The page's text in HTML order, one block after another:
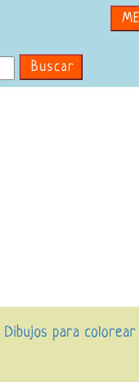
Buscar
Dibujos para colorear